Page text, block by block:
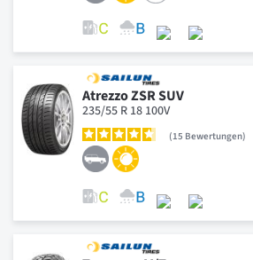
Atrezzo ZSR SUV
235/55 R 18 100V
15 Bewertungen